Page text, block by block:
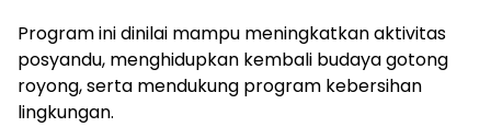
Program ini dinilai mampu meningkatkan aktivitas
posyandu, menghidupkan kembali budaya gotong
royong, serta mendukung program kebersihan
lingkungan.